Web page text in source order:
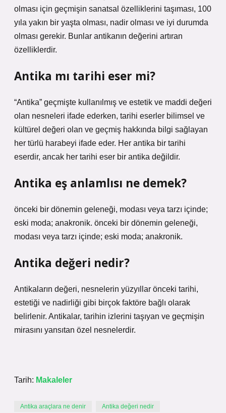
olması için geçmişin sanatsal özelliklerini taşıması, 100
yıla yakın bir yaşta olması, nadir olması ve iyi durumda
olması gerekir. Bunlar antikanın değerini artıran
özelliklerdir.
Antika mı tarihi eser mi?
“Antika” geçmişte kullanılmış ve estetik ve maddi değeri
olan nesneleri ifade ederken, tarihi eserler bilimsel ve
kültürel değeri olan ve geçmiş hakkında bilgi sağlayan
her türlü harabeyi ifade eder. Her antika bir tarihi
eserdir, ancak her tarihi eser bir antika değildir.
Antika eş anlamlısı ne demek?
önceki bir dönemin geleneği, modası veya tarzı içinde;
eski moda; anakronik. önceki bir dönemin geleneği,
modası veya tarzı içinde; eski moda; anakronik.
Antika değeri nedir?
Antikaların değeri, nesnelerin yüzyıllar önceki tarihi,
estetiği ve nadirliği gibi birçok faktöre bağlı olarak
belirlenir. Antikalar, tarihin izlerini taşıyan ve geçmişin
mirasını yansıtan özel nesnelerdir.
Tarih: Makaleler
Antika araçlara ne denir Antika değeri nedir